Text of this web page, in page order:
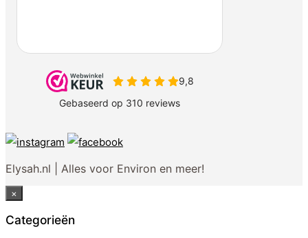
Elysah.nl | Alles voor Environ en meer!
×
Categorieën